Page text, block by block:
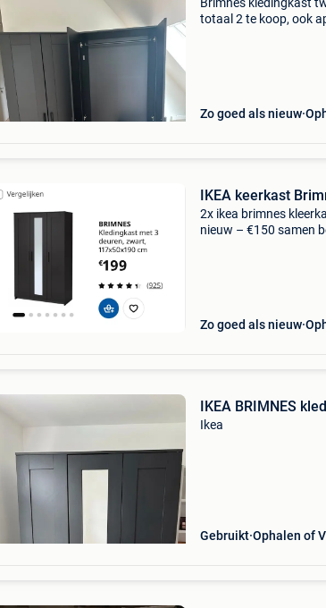
totaal 2 te koop, ook
Zo goed als nieuw
IKEA keerkast
2x ikea brimnes
nieuw – €150 samen
Zo goed als nieuw
IKEA BRIMNES
Ikea
Gebruikt Ophalen of